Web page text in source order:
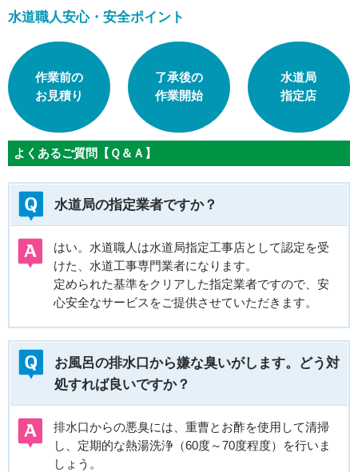
水道職人安心・安全ポイント
作業前の
お見積り
了承後の
作業開始
水道局
指定店
よくあるご質問【Ｑ＆Ａ】
水道局の指定業者ですか？
はい。水道職人は水道局指定工事店として認定を受
けた、水道工事専門業者になります。
定められた基準をクリアした指定業者ですので、安
心安全なサービスをご提供させていただきます。
お風呂の排水口から嫌な臭いがします。どう対
処すれば良いですか？
排水口からの悪臭には、重曹とお酢を使用して清掃
し、定期的な熱湯洗浄（60度～70度程度）を行いま
しょう。